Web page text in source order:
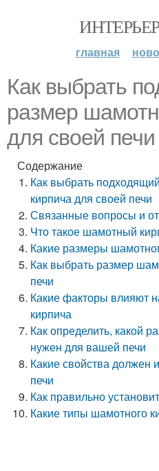
главная
Как выбрать
размер
для своей печи
Содержание
Как выбрать
кирпича для своей печи
Связанные вопросы и
Что такое шамотный
Какие размеры
Как выбрать размер
печи
Какие факторы влияют
кирпича
Как определить, какой
нужен для вашей печи
Какие свойства должен
печи
Как правильно
Какие типы шамотного